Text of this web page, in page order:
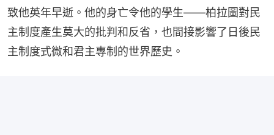
致他英年早逝。他的身亡令他的學生——柏拉圖對民
主制度產生莫大的批判和反省，也間接影響了日後民
主制度式微和君主專制的世界歷史。